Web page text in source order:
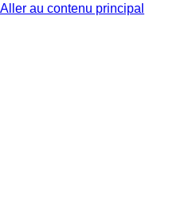
Aller au contenu principal